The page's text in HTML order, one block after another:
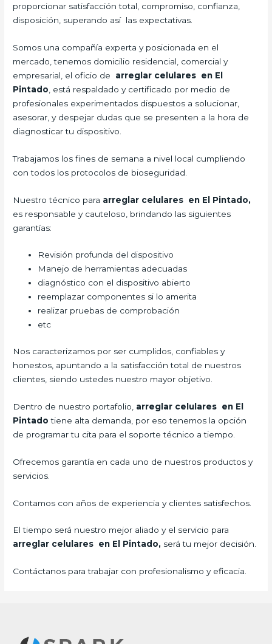
proporcionar satisfacción total, compromiso, confianza,
disposición, superando así las expectativas.
Somos una compañía experta y posicionada en el
mercado, tenemos domicilio residencial, comercial y
empresarial, el oficio de arreglar celulares en El
Pintado , está respaldado y certificado por medio de
profesionales experimentados dispuestos a solucionar,
asesorar, y despejar dudas que se presenten a la hora de
diagnosticar tu dispositivo.
Trabajamos los fines de semana a nivel local cumpliendo
con todos los protocolos de bioseguridad.
Nuestro técnico para arreglar celulares en El Pintado,
es responsable y cauteloso, brindando las siguientes
garantías:
Revisión profunda del dispositivo
Manejo de herramientas adecuadas
diagnóstico con el dispositivo abierto
reemplazar componentes si lo amerita
realizar pruebas de comprobación
etc
Nos caracterizamos por ser cumplidos, confiables y
honestos, apuntando a la satisfacción total de nuestros
clientes, siendo ustedes nuestro mayor objetivo.
Dentro de nuestro portafolio, arreglar celulares en El
Pintado tiene alta demanda, por eso tenemos la opción
de programar tu cita para el soporte técnico a tiempo.
Ofrecemos garantía en cada uno de nuestros productos y
servicios.
Contamos con años de experiencia y clientes satisfechos.
El tiempo será nuestro mejor aliado y el servicio para
arreglar celulares en El Pintado, será tu mejor decisión.
Contáctanos para trabajar con profesionalismo y eficacia.